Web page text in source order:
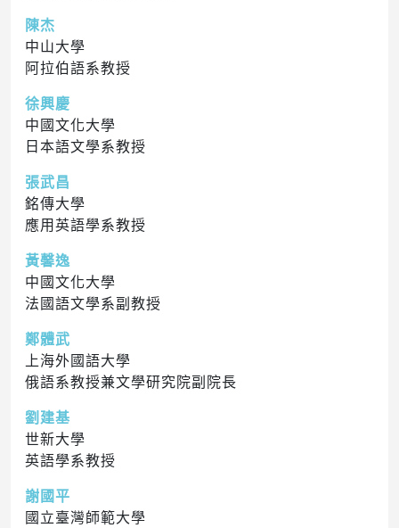
陳杰
中山大學
阿拉伯語系教授
徐興慶
中國文化大學
日本語文學系教授
張武昌
銘傳大學
應用英語學系教授
黃馨逸
中國文化大學
法國語文學系副教授
鄭體武
上海外國語大學
俄語系教授兼文學研究院副院長
劉建基
世新大學
英語學系教授
謝國平
國立臺灣師範大學